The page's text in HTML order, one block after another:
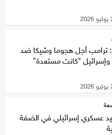
ترامب أجل هجوما وشيكا ضد
وإسرائيل "كانت مستعدة"
عسكري إسرائيلي في الضفة